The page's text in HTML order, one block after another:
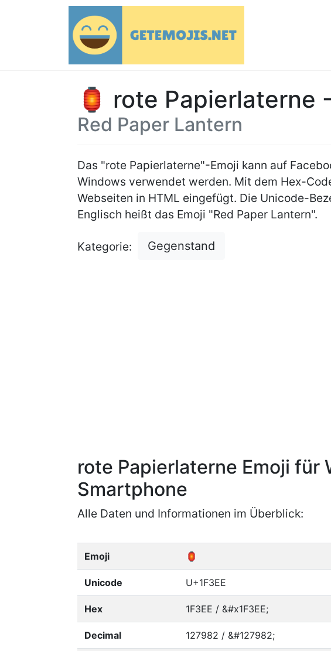
🏮 rote Papierlaterne
Red Paper Lantern
Das "rote Papierlaterne"-Emoji kann auf
Windows verwendet werden. Mit dem Hex-
Webseiten in HTML eingefügt. Die Unicode-
Englisch heißt das Emoji "Red Paper Lantern".
Kategorie: Gegenstand
rote Papierlaterne Emoji für
Smartphone
Alle Daten und Informationen im Überblick:
Emoji 🏮
Unicode U+1F3EE
Hex 1F3EE / &#x1F3EE;
Decimal 127982 / &#127982;